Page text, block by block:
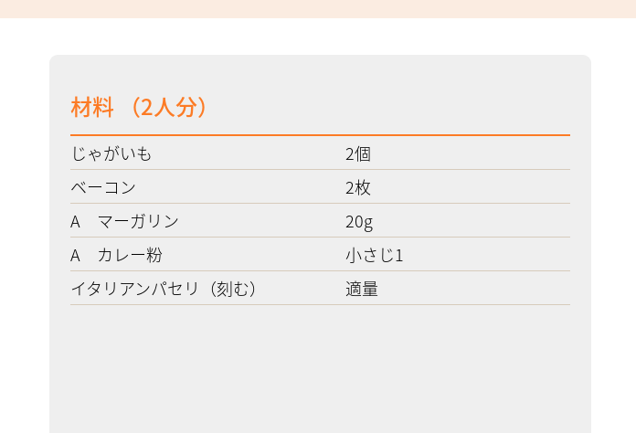
材料 （2人分）
じゃがいも
2個
ベーコン
2枚
A マーガリン
20g
A カレー粉
小さじ1
イタリアンパセリ（刻む）
適量